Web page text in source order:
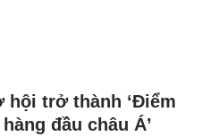
hội trở thành ‘Điểm
đầu châu Á’